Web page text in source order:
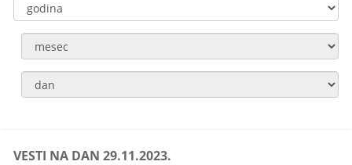
VESTI NA DAN 29.11.2023.